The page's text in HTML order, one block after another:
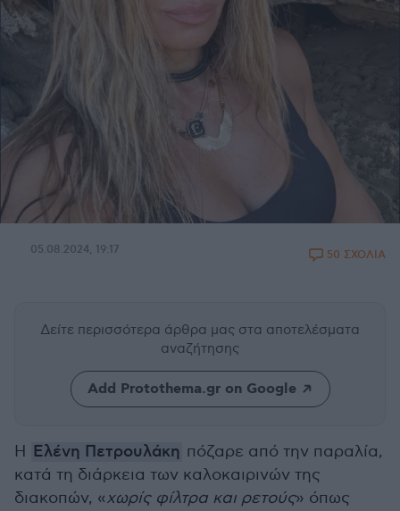
05.08.2024, 19:17 50 ΣΧΟΛΙΑ
Δείτε περισσότερα άρθρα μας στα αποτελέσματα
αναζήτησης
Add Protothema.gr on Google
Η Ελένη Πετρουλάκη πόζαρε από την παραλία,
κατά τη διάρκεια των καλοκαιρινών της
διακοπών, «χωρίς φίλτρα και ρετούς» όπως